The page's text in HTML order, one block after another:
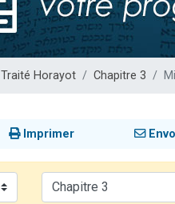
2 nouvelles musiques
6 personnes viennent de
Traité Horayot Chapitre 3
Imprimer